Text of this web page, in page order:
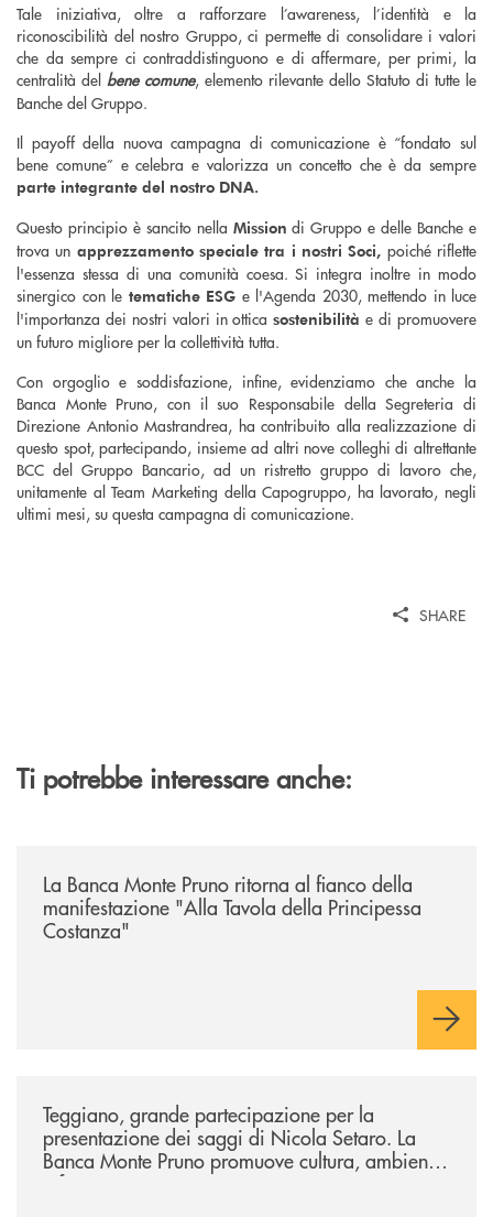
Tale iniziativa, oltre a rafforzare l’awareness, l’identità e la
riconoscibilità del nostro Gruppo, ci permette di consolidare i valori
che da sempre ci contraddistinguono e di affermare, per primi, la
centralità del bene comune, elemento rilevante dello Statuto di tutte le
Banche del Gruppo.
Il payoff della nuova campagna di comunicazione è “fondato sul
bene comune” e celebra e valorizza un concetto che è da sempre
parte integrante del nostro DNA.
Questo principio è sancito nella Missiondi Gruppo e delle Banche e
trova un apprezzamento speciale tra i nostri Soci, poiché riflette
l'essenza stessa di una comunità coesa. Si integra inoltre in modo
sinergico con le tematiche ESG e l'Agenda 2030, mettendo in luce
l'importanza dei nostri valori in otticasostenibilitàe di promuovere
un futuro migliore per la collettività tutta.
Con orgoglio e soddisfazione, infine, evidenziamo che anche la
Banca Monte Pruno, con il suo Responsabile della Segreteria di
Direzione Antonio Mastrandrea, ha contribuito alla realizzazione di
questo spot, partecipando, insieme ad altri nove colleghi di altrettante
BCC del Gruppo Bancario, ad un ristretto gruppo di lavoro che,
unitamente al Team Marketing della Capogruppo, ha lavorato, negli
ultimi mesi, su questa campagna di comunicazione.
SHARE
Ti potrebbe interessare anche:
La Banca Monte Pruno ritorna al fianco della
manifestazione "Alla Tavola della Principessa
Costanza"
Teggiano, grande partecipazione per la
presentazione dei saggi di Nicola Setaro. La
Banca Monte Pruno promuove cultura, ambiente
e futuro